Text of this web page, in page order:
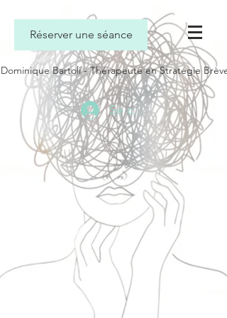
Réserver une séance
Dominique Bartoli - Thérapeute en Stratégie Brève
Se connecter